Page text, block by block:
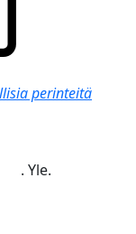
perinteitä
. Yle.